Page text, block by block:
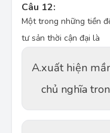
Câu 12:
Một trong những tiền
tư sản thời cận đại là
A.xuất hiện
chủ nghĩa